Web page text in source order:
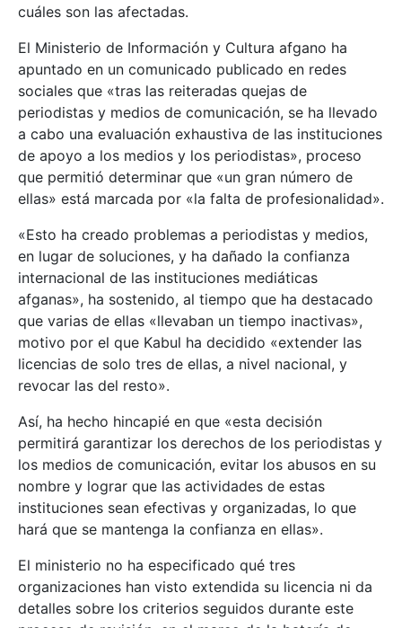
cuáles son las afectadas.
El Ministerio de Información y Cultura afgano ha
apuntado en un comunicado publicado en redes
sociales que «tras las reiteradas quejas de
periodistas y medios de comunicación, se ha llevado
a cabo una evaluación exhaustiva de las instituciones
de apoyo a los medios y los periodistas», proceso
que permitió determinar que «un gran número de
ellas» está marcada por «la falta de profesionalidad».
«Esto ha creado problemas a periodistas y medios,
en lugar de soluciones, y ha dañado la confianza
internacional de las instituciones mediáticas
afganas», ha sostenido, al tiempo que ha destacado
que varias de ellas «llevaban un tiempo inactivas»,
motivo por el que Kabul ha decidido «extender las
licencias de solo tres de ellas, a nivel nacional, y
revocar las del resto».
Así, ha hecho hincapié en que «esta decisión
permitirá garantizar los derechos de los periodistas y
los medios de comunicación, evitar los abusos en su
nombre y lograr que las actividades de estas
instituciones sean efectivas y organizadas, lo que
hará que se mantenga la confianza en ellas».
El ministerio no ha especificado qué tres
organizaciones han visto extendida su licencia ni da
detalles sobre los criterios seguidos durante este